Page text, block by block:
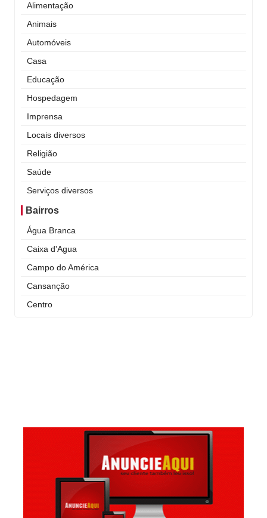
Alimentação
Animais
Automóveis
Casa
Educação
Hospedagem
Imprensa
Locais diversos
Religião
Saúde
Serviços diversos
Bairros
Água Branca
Caixa d'Agua
Campo do América
Cansanção
Centro
Pompilio Sampaio
São Judas Tadeu